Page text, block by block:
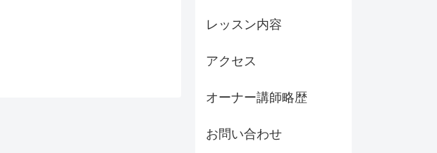
レッスン内容
アクセス
オーナー講師略歴
お問い合わせ